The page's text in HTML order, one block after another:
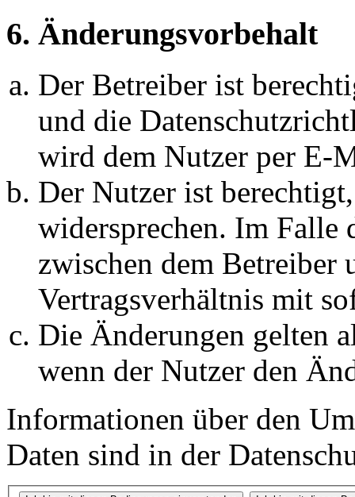
6. Änderungsvorbehalt
Der Betreiber ist
und die
wird dem Nutzer per E-
Der Nutzer ist
widersprechen. Im Falle
zwischen dem Betreiber
Vertragsverhältnis mit
Die Änderungen gelten
wenn der Nutzer den
Informationen über den
Daten sind in der